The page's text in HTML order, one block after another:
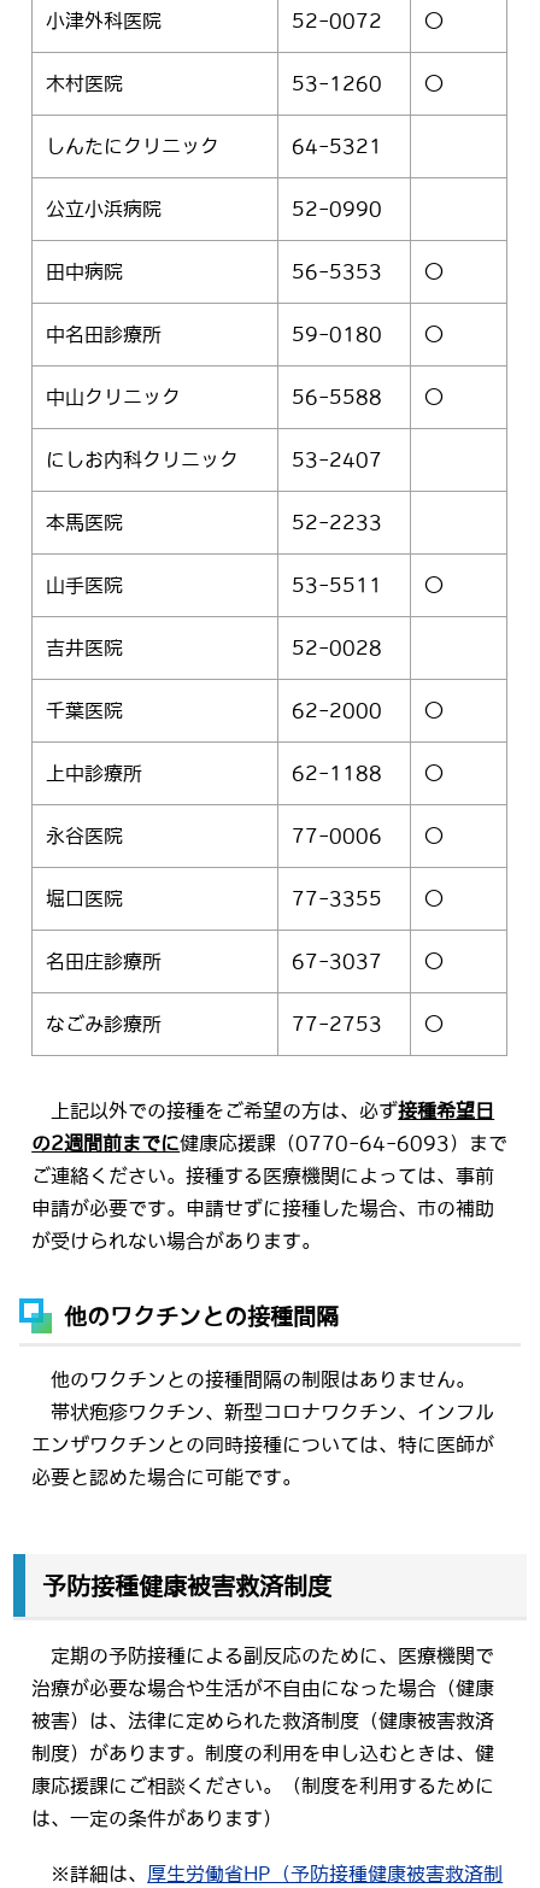
小津外科医院 52-0072 〇
木村医院 53-1260 〇
しんたにクリニック 64-5321
公立小浜病院 52-0990
田中病院 56-5353 〇
中名田診療所 59-0180 〇
中山クリニック 56-5588 〇
にしお内科クリニック 53-2407
本馬医院 52-2233
山手医院 53-5511 〇
吉井医院 52-0028
千葉医院 62-2000 〇
上中診療所 62-1188 〇
永谷医院 77-0006 〇
堀口医院 77-3355 〇
名田庄診療所 67-3037 〇
なごみ診療所 77-2753 〇
上記以外での接種をご希望の方は、必ず接種希望日
の2週間前までに健康応援課（0770-64-6093）まで
ご連絡ください。接種する医療機関によっては、事前
申請が必要です。申請せずに接種した場合、市の補助
が受けられない場合があります。
他のワクチンとの接種間隔
他のワクチンとの接種間隔の制限はありません。
帯状疱疹ワクチン、新型コロナワクチン、インフル
エンザワクチンとの同時接種については、特に医師が
必要と認めた場合に可能です。
予防接種健康被害救済制度
定期の予防接種による副反応のために、医療機関で
治療が必要な場合や生活が不自由になった場合（健康
被害）は、法律に定められた救済制度（健康被害救済
制度）があります。制度の利用を申し込むときは、健
康応援課にご相談ください。（制度を利用するために
は、一定の条件があります）
※詳細は、 厚生労働省HP（予防接種健康被害救済制